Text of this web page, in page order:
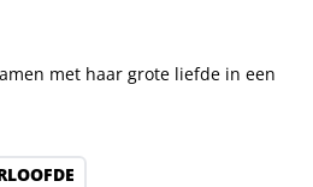
met haar grote liefde in een